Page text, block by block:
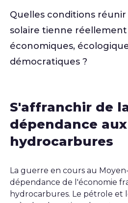
Quelles conditions
solaire tienne réellement
économiques,
démocratiques ?
S'affranchir de
dépendance aux
hydrocarbures
La guerre en cours au
dépendance de l'économie
hydrocarbures. Le pétrole et